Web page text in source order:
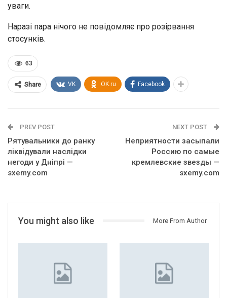
уваги.
Наразі пара нічого не повідомляє про розірвання
стосунків.
63
Share VK OK.ru Facebook
PREV POST
Рятувальники до ранку
ліквідували наслідки
негоди у Дніпрі —
sxemy.com
NEXT POST
Неприятности засыпали
Россию по самые
кремлевские звезды —
sxemy.com
You might also like More From Author